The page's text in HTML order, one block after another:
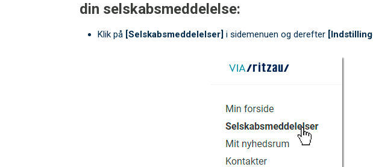
din selskabsmeddelelse:
Klik på [Selskabsmeddelelser] i sidemenuen og derefter